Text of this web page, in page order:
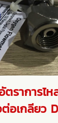
ราการไห
อเกลียว